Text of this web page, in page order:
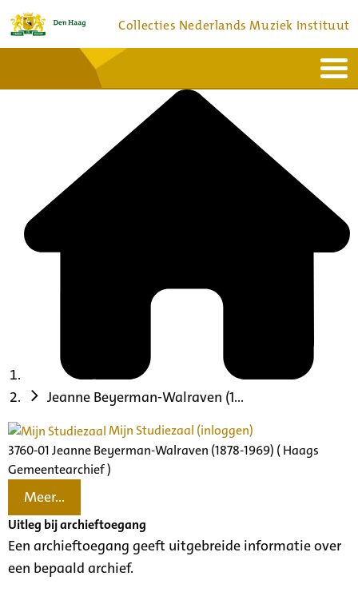
Collecties Nederlands Muziek Instituut
Bronnen en collecties
Jeanne Beyerman-Walraven (1...
Mijn Studiezaal (inloggen)
3760-01 Jeanne Beyerman-Walraven (1878-1969) ( Haags
Gemeentearchief )
Meer...
Uitleg bij archieftoegang
Een archieftoegang geeft uitgebreide informatie over
een bepaald archief.